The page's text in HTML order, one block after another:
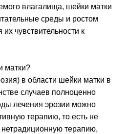
влагалища, шейки матки
среды и ростом
чувствительности к
матки?
в области шейки матки в
случаев полноценно
лечения эрозии можно
терапию, то есть не
терапию,